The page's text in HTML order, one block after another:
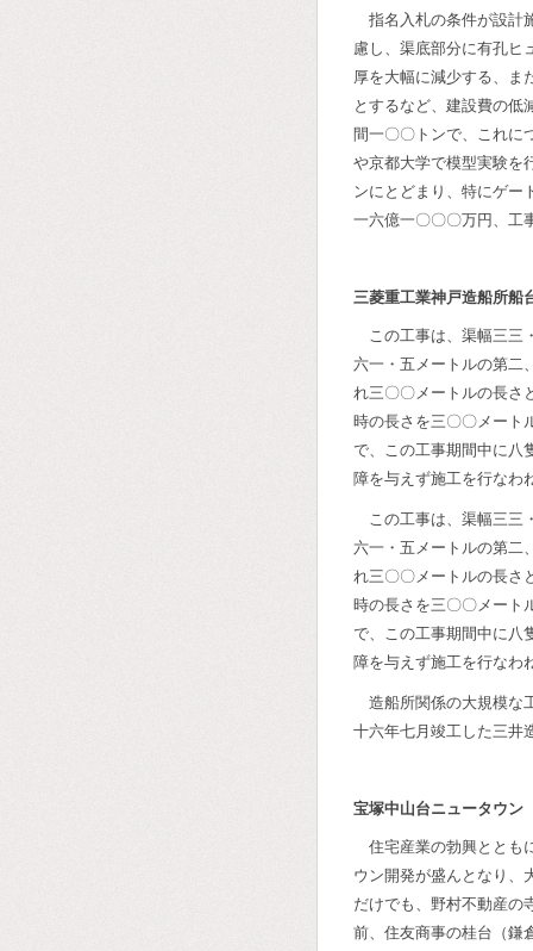
指名入札の条件が設計
慮し、渠底部分に有孔ヒ
厚を大幅に減少する、ま
とするなど、建設費の低
間一〇〇トンで、これに
や京都大学で模型実験を
ンにとどまり、特にゲー
一六億一〇〇〇万円、工
三菱重工業神戸造船所
この工事は、渠幅三三
六一・五メートルの第二
れ三〇〇メートルの長さ
時の長さを三〇〇メート
で、この工事期間中に八
障を与えず施工を行なわ
この工事は、渠幅三三
六一・五メートルの第二
れ三〇〇メートルの長さ
時の長さを三〇〇メート
で、この工事期間中に八
障を与えず施工を行なわ
造船所関係の大規模な
十六年七月竣工した三井
宝塚中山台ニュータウ
住宅産業の勃興ととも
ウン開発が盛んとなり、
だけでも、野村不動産の
前、住友商事の桂台（鎌